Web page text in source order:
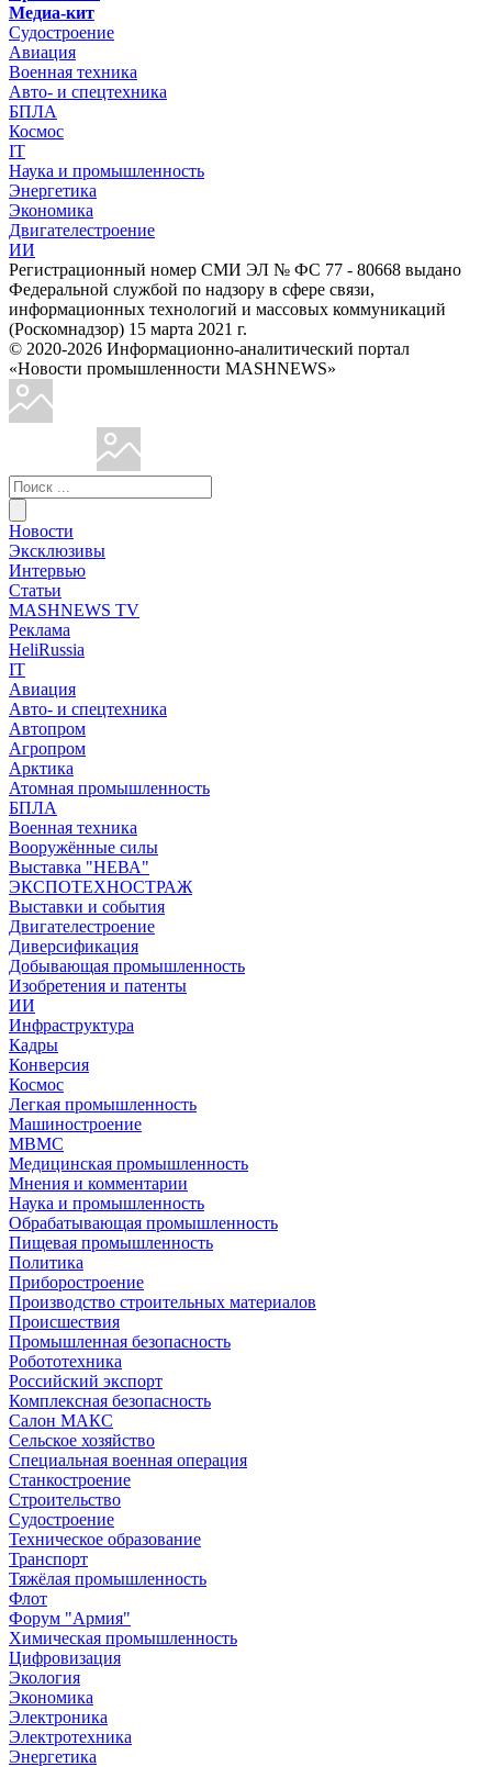
Медиа-кит
Судостроение
Авиация
Военная техника
Авто- и спецтехника
БПЛА
Космос
IT
Наука и промышленность
Энергетика
Экономика
Двигателестроение
ИИ
Регистрационный номер СМИ ЭЛ № ФС 77 - 80668 выдано
Федеральной службой по надзору в сфере связи,
информационных технологий и массовых коммуникаций
(Роскомнадзор) 15 марта 2021 г.
© 2020-2026 Информационно-аналитический портал
«Новости промышленности MASHNEWS»
Новости
Эксклюзивы
Интервью
Статьи
MASHNEWS TV
Реклама
HeliRussia
IT
Авиация
Авто- и спецтехника
Автопром
Агропром
Арктика
Атомная промышленность
БПЛА
Военная техника
Вооружённые силы
Выставка "НЕВА"
ЭКСПОТЕХНОСТРАЖ
Выставки и события
Двигателестроение
Диверсификация
Добывающая промышленность
Изобретения и патенты
ИИ
Инфраструктура
Кадры
Конверсия
Космос
Легкая промышленность
Машиностроение
МВМС
Медицинская промышленность
Мнения и комментарии
Наука и промышленность
Обрабатывающая промышленность
Пищевая промышленность
Политика
Приборостроение
Производство строительных материалов
Происшествия
Промышленная безопасность
Робототехника
Российский экспорт
Комплексная безопасность
Салон МАКС
Сельское хозяйство
Специальная военная операция
Станкостроение
Строительство
Судостроение
Техническое образование
Транспорт
Тяжёлая промышленность
Флот
Форум "Армия"
Химическая промышленность
Цифровизация
Экология
Экономика
Электроника
Электротехника
Энергетика